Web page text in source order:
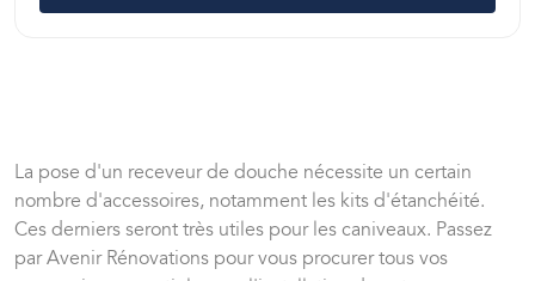
La pose d'un receveur de douche nécessite un certain
nombre d'accessoires, notamment les kits d'étanchéité.
Ces derniers seront très utiles pour les caniveaux. Passez
par Avenir Rénovations pour vous procurer tous vos